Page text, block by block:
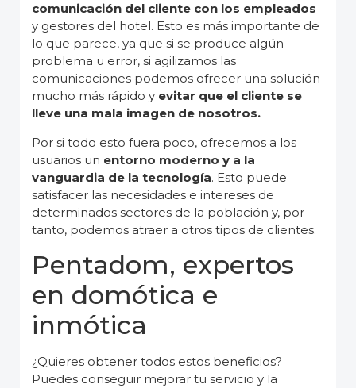
comunicación del cliente con los empleados
y gestores del hotel. Esto es más importante de
lo que parece, ya que si se produce algún
problema u error, si agilizamos las
comunicaciones podemos ofrecer una solución
mucho más rápido y evitar que el cliente se
lleve una mala imagen de nosotros.
Por si todo esto fuera poco, ofrecemos a los
usuarios un entorno moderno y a la
vanguardia de la tecnología. Esto puede
satisfacer las necesidades e intereses de
determinados sectores de la población y, por
tanto, podemos atraer a otros tipos de clientes.
Pentadom, expertos
en domótica e
inmótica
¿Quieres obtener todos estos beneficios?
Puedes conseguir mejorar tu servicio y la